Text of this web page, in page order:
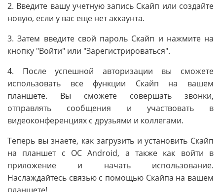
2. Введите вашу учетную запись Скайп или создайте
новую, если у вас еще нет аккаунта.
3. Затем введите свой пароль Скайп и нажмите на
кнопку "Войти" или "Зарегистрироваться".
4. После успешной авторизации вы сможете
использовать все функции Скайп на вашем
планшете. Вы сможете совершать звонки,
отправлять сообщения и участвовать в
видеоконференциях с друзьями и коллегами.
Теперь вы знаете, как загрузить и установить Скайп
на планшет с ОС Android, а также как войти в
приложение и начать использование.
Наслаждайтесь связью с помощью Скайпа на вашем